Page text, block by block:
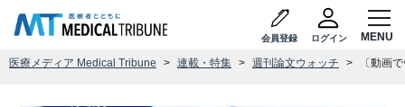
会員登録 ログイン
医療メディア Medical Tribune 連載・特集 週刊論文ウォッチ 〔動画